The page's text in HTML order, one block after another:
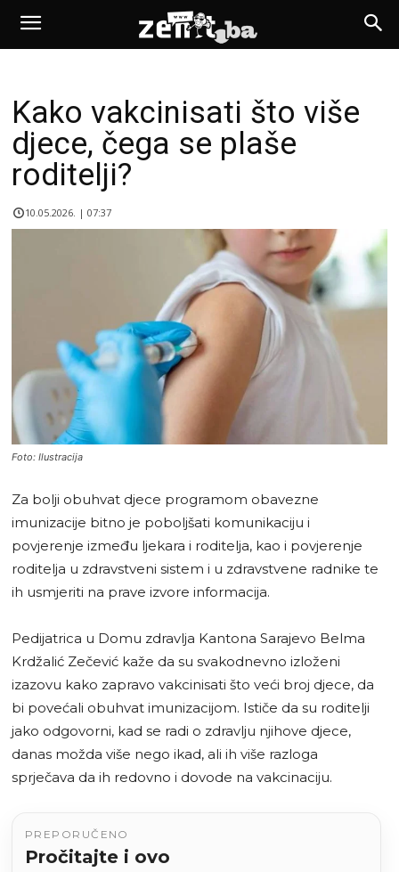
Kako vakcinisati što više
djece, čega se plaše
roditelji?
10.05.2026. | 07:37
Foto: Ilustracija
Za bolji obuhvat djece programom obavezne
imunizacije bitno je poboljšati komunikaciju i
povjerenje između ljekara i roditelja, kao i povjerenje
roditelja u zdravstveni sistem i u zdravstvene radnike te
ih usmjeriti na prave izvore informacija.
Pedijatrica u Domu zdravlja Kantona Sarajevo Belma
Krdžalić Zečević kaže da su svakodnevno izloženi
izazovu kako zapravo vakcinisati što veći broj djece, da
bi povećali obuhvat imunizacijom. Ističe da su roditelji
jako odgovorni, kad se radi o zdravlju njihove djece,
danas možda više nego ikad, ali ih više razloga
sprječava da ih redovno i dovode na vakcinaciju.
PREPORUČENO
Pročitajte i ovo